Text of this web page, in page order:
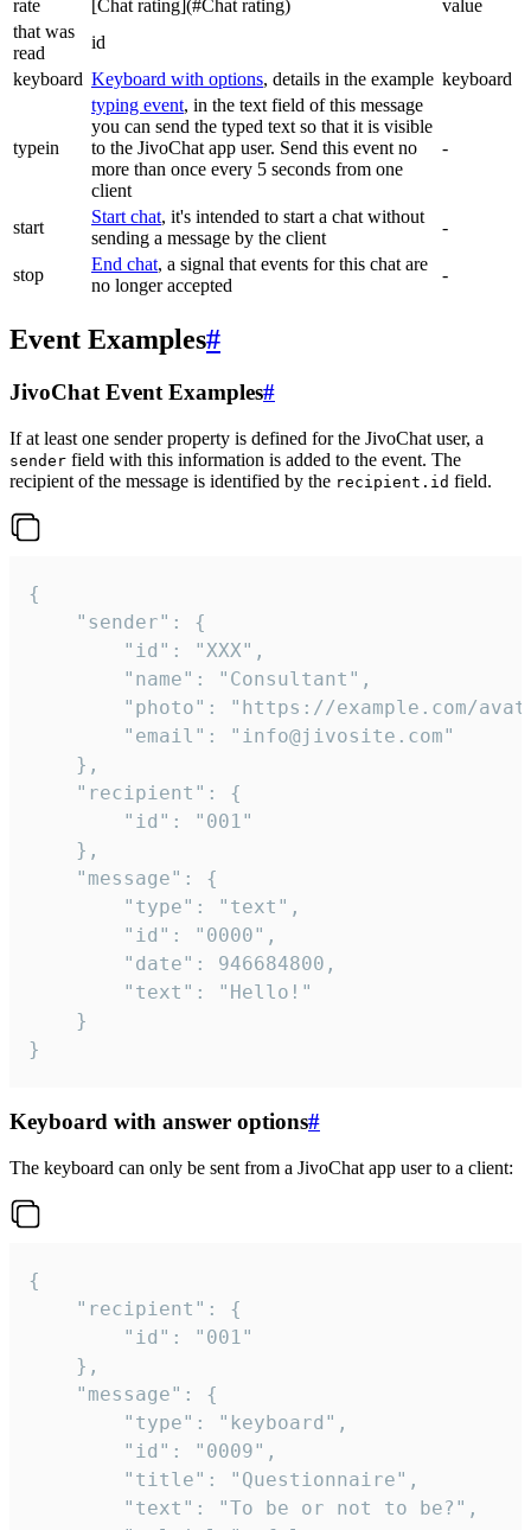
rate
[Chat rating](#Chat rating)
value
that was
read
id
keyboard Keyboard with options, details in the example keyboard
typein
typing event, in the text field of this message
you can send the typed text so that it is visible
to the JivoChat app user. Send this event no
more than once every 5 seconds from one
client
-
start
Start chat, it's intended to start a chat without
sending a message by the client
-
stop
End chat, a signal that events for this chat are
no longer accepted
-
Event Examples#
JivoChat Event Examples#
If at least one sender property is defined for the JivoChat user, a
sender field with this information is added to the event. The
recipient of the message is identified by the recipient.id field.
{
}
Keyboard with answer options#
The keyboard can only be sent from a JivoChat app user to a client:
{